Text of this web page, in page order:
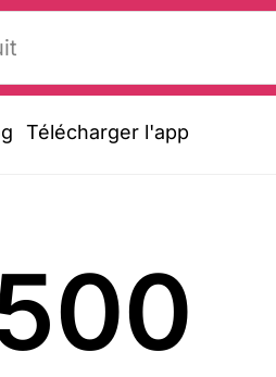
Télécharger l'app
500